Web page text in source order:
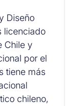
Diseño
licenciado
Chile y
por el
tiene más
chileno,